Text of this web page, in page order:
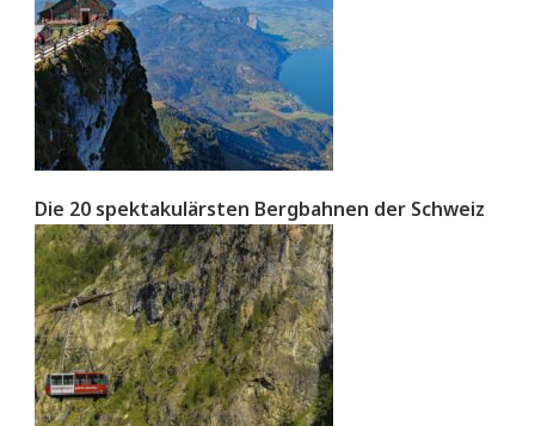
Die 20 spektakulärsten Bergbahnen der Schweiz